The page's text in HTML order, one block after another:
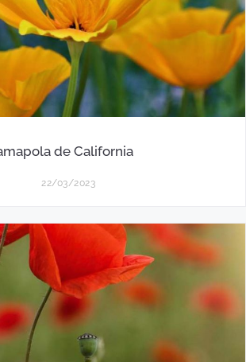
de California
22/03/2023